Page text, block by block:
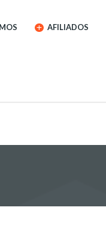
AFILIADOS